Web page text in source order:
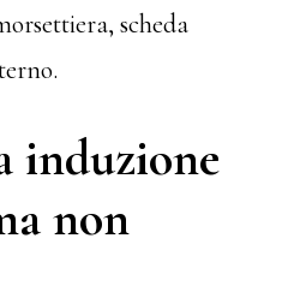
scheda
induzione
non